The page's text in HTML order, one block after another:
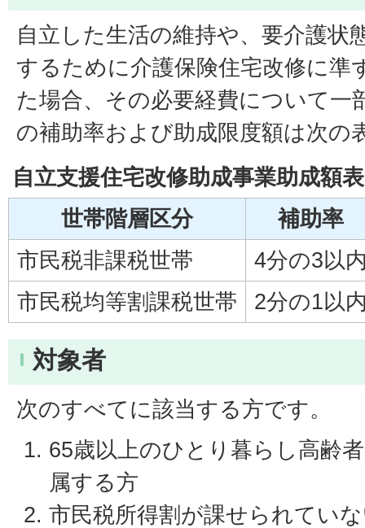
自立した生活の維持や、要介護状
するために介護保険住宅改修に準
た場合、その必要経費について一
の補助率および助成限度額は次の
自立支援住宅改修助成事業助成額表
世帯階層区分
補助率
市民税非課税世帯
4分の3以
市民税均等割課税世帯
2分の1以
対象者
次のすべてに該当する方です。
65歳以上のひとり暮らし高齢
属する方
市民税所得割が課せられてい